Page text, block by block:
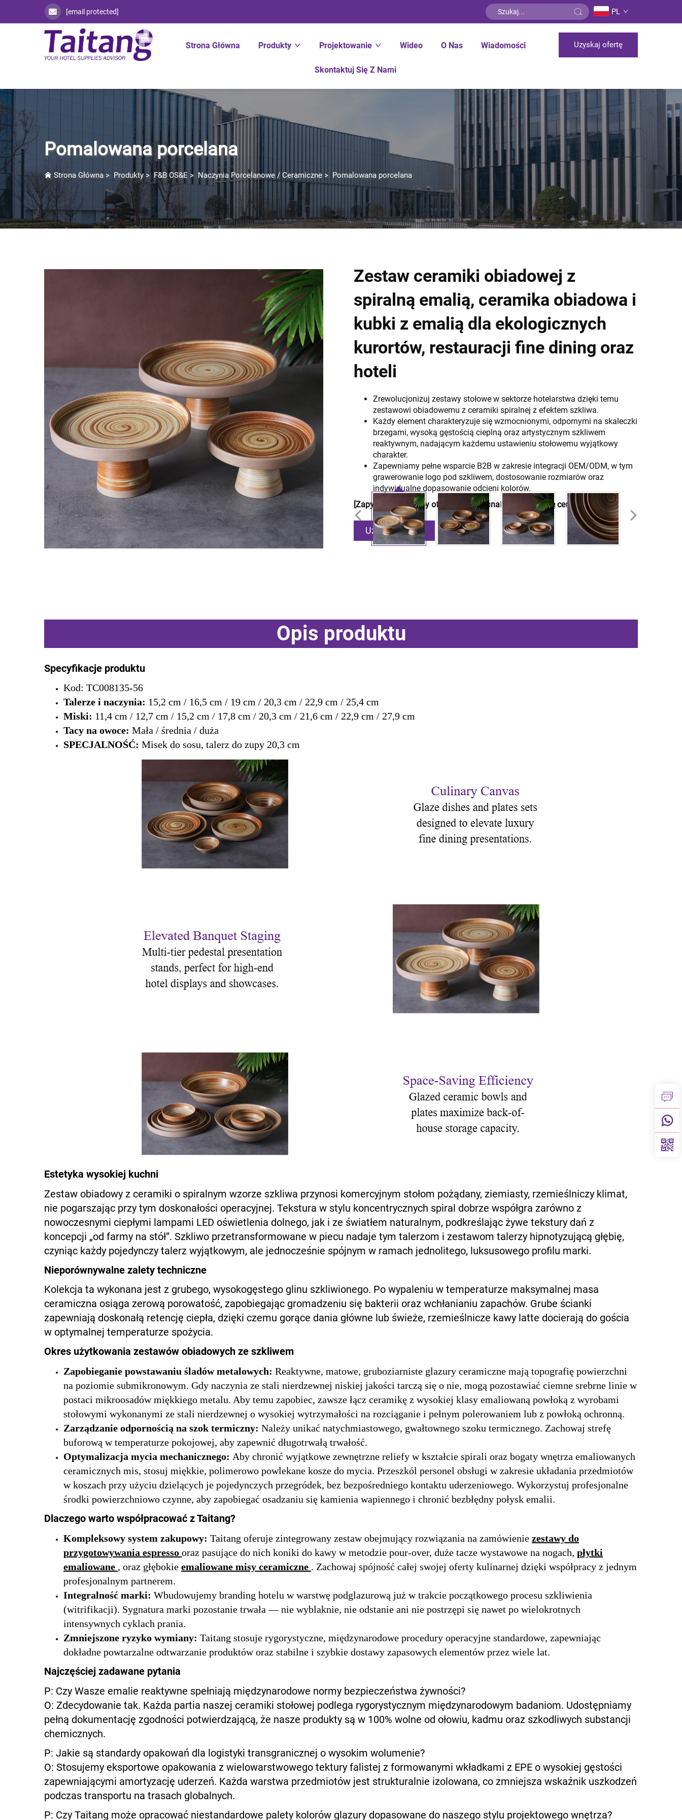
[email protected] PL
Strona Główna Produkty Projektowanie Wideo O Nas Wiadomości
Skontaktuj Się Z Nami
Uzyskaj ofertę
Pomalowana porcelana
Strona Główna > Produkty>F&B OS&E > Naczynia Porcelanowe / Ceramiczne > Pomalowana porcelana
Zestaw ceramiki obiadowej z
spiralną emalią, ceramika obiadowa i
kubki z emalią dla ekologicznych
kurortów, restauracji fine dining oraz
hoteli
Zrewolucjonizuj zestawy stołowe w sektorze hotelarstwa dzięki temu
zestawowi obiadowemu z ceramiki spiralnej z efektem szkliwa.
Każdy element charakteryzuje się wzmocnionymi, odpornymi na skaleczki
brzegami, wysoką gęstością cieplną oraz artystycznym szkliwem
reaktywnym, nadającym każdemu ustawieniu stołowemu wyjątkowy
charakter.
Zapewniamy pełne wsparcie B2B w zakresie integracji OEM/ODM, w tym
grawerowanie logo pod szkliwem, dostosowanie rozmiarów oraz
indywidualne dopasowanie odcieni kolorów.
[Zapytaj już dziś, aby otrzymać spersonalizowaną ofertę cenową]
Uzyskaj ofertę
Opis produktu
Specyfikacje produktu
Kod: TC008135-56
Talerze i naczynia: 15,2 cm / 16,5 cm / 19 cm / 20,3 cm / 22,9 cm / 25,4 cm
Miski: 11,4 cm / 12,7 cm / 15,2 cm / 17,8 cm / 20,3 cm / 21,6 cm / 22,9 cm / 27,9 cm
Tacy na owoce: Mała / średnia / duża
SPECJALNOŚĆ: Misek do sosu, talerz do zupy 20,3 cm
Estetyka wysokiej kuchni
Zestaw obiadowy z ceramiki o spiralnym wzorze szkliwa przynosi komercyjnym stołom pożądany, ziemiasty, rzemieślniczy klimat,
nie pogarszając przy tym doskonałości operacyjnej. Tekstura w stylu koncentrycznych spiral dobrze współgra zarówno z
nowoczesnymi ciepłymi lampami LED oświetlenia dolnego, jak i ze światłem naturalnym, podkreślając żywe tekstury dań z
koncepcji „od farmy na stół”. Szkliwo przetransformowane w piecu nadaje tym talerzom i zestawom talerzy hipnotyzującą głębię,
czyniąc każdy pojedynczy talerz wyjątkowym, ale jednocześnie spójnym w ramach jednolitego, luksusowego profilu marki.
Nieporównywalne zalety techniczne
Kolekcja ta wykonana jest z grubego, wysokogęstego glinu szkliwionego. Po wypaleniu w temperaturze maksymalnej masa
ceramiczna osiąga zerową porowatość, zapobiegając gromadzeniu się bakterii oraz wchłanianiu zapachów. Grube ścianki
zapewniają doskonałą retencję ciepła, dzięki czemu gorące dania główne lub świeże, rzemieślnicze kawy latte docierają do gościa
w optymalnej temperaturze spożycia.
Okres użytkowania zestawów obiadowych ze szkliwem
Zapobieganie powstawaniu śladów metalowych: Reaktywne, matowe, gruboziarniste glazury ceramiczne mają topografię powierzchni
na poziomie submikronowym. Gdy naczynia ze stali nierdzewnej niskiej jakości tarczą się o nie, mogą pozostawiać ciemne srebrne linie w
postaci mikroosadów miękkiego metalu. Aby temu zapobiec, zawsze łącz ceramikę z wysokiej klasy emaliowaną powłoką z wyrobami
stołowymi wykonanymi ze stali nierdzewnej o wysokiej wytrzymałości na rozciąganie i pełnym polerowaniem lub z powłoką ochronną.
Zarządzanie odpornością na szok termiczny: Należy unikać natychmiastowego, gwałtownego szoku termicznego. Zachowaj strefę
buforową w temperaturze pokojowej, aby zapewnić długotrwałą trwałość.
Optymalizacja mycia mechanicznego: Aby chronić wyjątkowe zewnętrzne reliefy w kształcie spirali oraz bogaty wnętrza emaliowanych
ceramicznych mis, stosuj miękkie, polimerowo powlekane kosze do mycia. Przeszkól personel obsługi w zakresie układania przedmiotów
w koszach przy użyciu dzielących je pojedynczych przegródek, bez bezpośredniego kontaktu uderzeniowego. Wykorzystuj profesjonalne
środki powierzchniowo czynne, aby zapobiegać osadzaniu się kamienia wapiennego i chronić bezbłędny połysk emalii.
Dlaczego warto współpracować z Taitang?
Kompleksowy system zakupowy: Taitang oferuje zintegrowany zestaw obejmujący rozwiązania na zamówienie zestawy do
przygotowywania espresso oraz pasujące do nich koniki do kawy w metodzie pour-over, duże tacze wystawowe na nogach, płytki
emaliowane , oraz głębokie emaliowane misy ceramiczne . Zachowaj spójność całej swojej oferty kulinarnej dzięki współpracy z jednym
profesjonalnym partnerem.
Integralność marki: Wbudowujemy branding hotelu w warstwę podglazurową już w trakcie początkowego procesu szkliwienia
(witrifikacji). Sygnatura marki pozostanie trwała — nie wyblaknie, nie odstanie ani nie postrzępi się nawet po wielokrotnych
intensywnych cyklach prania.
Zmniejszone ryzyko wymiany: Taitang stosuje rygorystyczne, międzynarodowe procedury operacyjne standardowe, zapewniając
dokładne powtarzalne odtwarzanie produktów oraz stabilne i szybkie dostawy zapasowych elementów przez wiele lat.
Najczęściej zadawane pytania
P: Czy Wasze emalie reaktywne spełniają międzynarodowe normy bezpieczeństwa żywności?
O: Zdecydowanie tak. Każda partia naszej ceramiki stołowej podlega rygorystycznym międzynarodowym badaniom. Udostępniamy
pełną dokumentację zgodności potwierdzającą, że nasze produkty są w 100% wolne od ołowiu, kadmu oraz szkodliwych substancji
chemicznych.
P: Jakie są standardy opakowań dla logistyki transgranicznej o wysokim wolumenie?
O: Stosujemy eksportowe opakowania z wielowarstwowego tektury falistej z formowanymi wkładkami z EPE o wysokiej gęstości
zapewniającymi amortyzację uderzeń. Każda warstwa przedmiotów jest strukturalnie izolowana, co zmniejsza wskaźnik uszkodzeń
podczas transportu na trasach globalnych.
P: Czy Taitang może opracować niestandardowe palety kolorów glazury dopasowane do naszego stylu projektowego wnętrza?